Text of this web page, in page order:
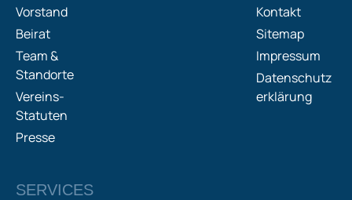
Vorstand
Beirat
Team &
Standorte
Vereins-
Statuten
Presse
Kontakt
Sitemap
Impressum
Datenschutz
erklärung
SERVICES